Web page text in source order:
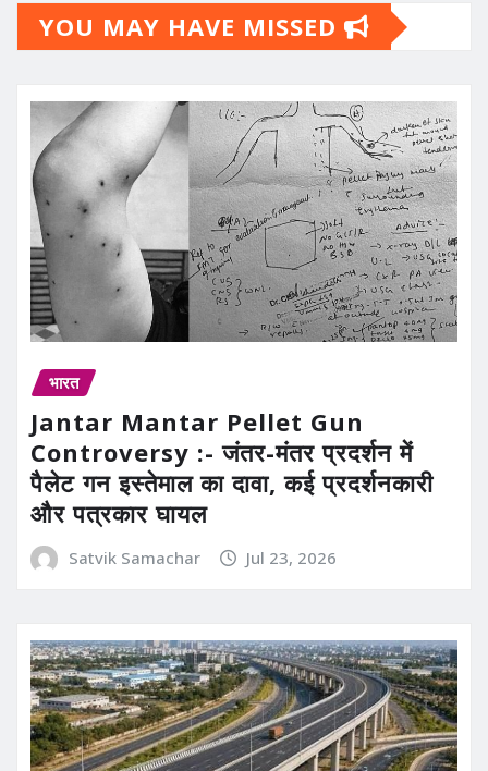
YOU MAY HAVE MISSED
भारत
Jantar Mantar Pellet Gun
Controversy :- जंतर-मंतर प्रदर्शन में
पैलेट गन इस्तेमाल का दावा, कई प्रदर्शनकारी
और पत्रकार घायल
Satvik Samachar Jul 23, 2026